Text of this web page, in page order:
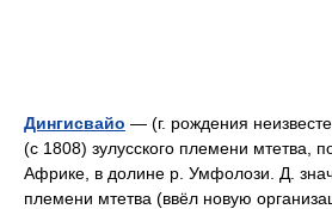
Дингисвайо — (г. рождения
(с 1808) зулусского племени мтетва,
Африке, в долине р. Умфолози. Д.
племени мтетва (ввёл новую